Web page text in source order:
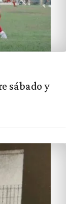
sábado y